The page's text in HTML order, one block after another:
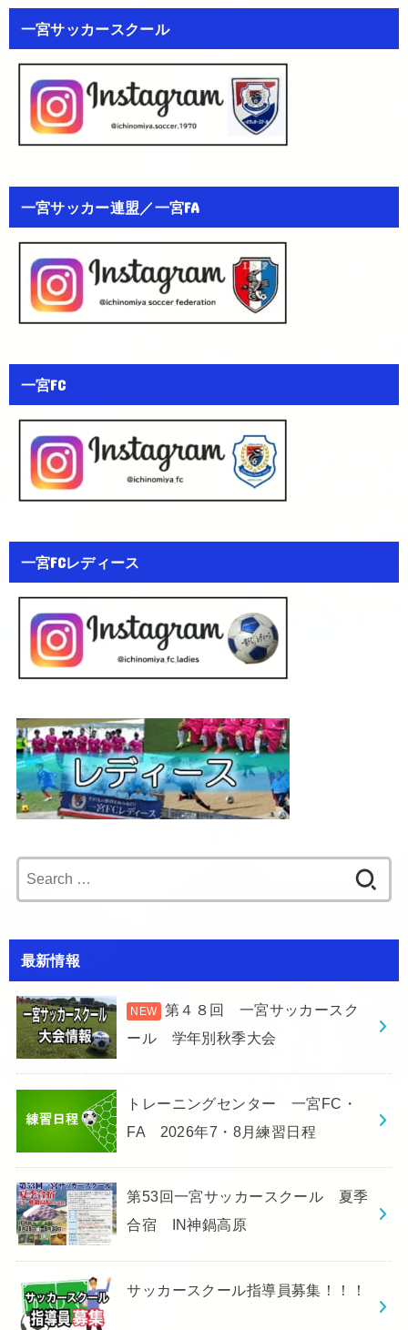
一宮サッカースクール
一宮サッカー連盟／一宮FA
一宮FC
一宮FCレディース
for:
最新情報
第４８回 一宮サッカースク
ール 学年別秋季大会
トレーニングセンター 一宮FC・
FA 2026年7・8月練習日程
第53回一宮サッカースクール 夏季
合宿 IN神鍋高原
サッカースクール指導員募集！！！